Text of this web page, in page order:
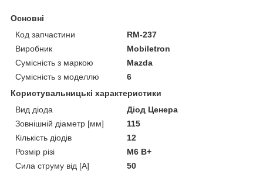
Основні
Код запчастини
RM-237
Виробник
Mobiletron
Сумісність з маркою
Mazda
Сумісність з моделлю
6
Користувальницькі характеристики
Вид діода
Діод Ценера
Зовнішній діаметр [мм]
115
Кількість діодів
12
Розмір різі
M6 B+
Сила струму від [А]
50